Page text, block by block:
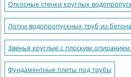
Откосные стенки круглых
Лотки водопропускных труб из бетона
Звенья круглые с плоским опиранием
Фундаментные плиты под трубы